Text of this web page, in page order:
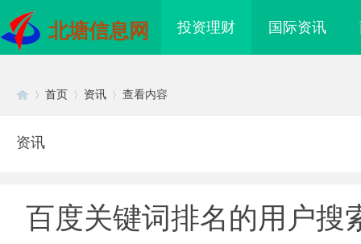
北塘信息网 投资理财 国际资讯
首页 资讯 查看内容
资讯
百度关键词排名的用户搜